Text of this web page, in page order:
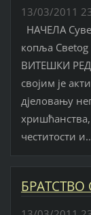
13/03/2011
НАЧЕЛА
копља Свetog
ВИТЕШКИ
својим је
дјеловању
честитости
БРАТСТВО